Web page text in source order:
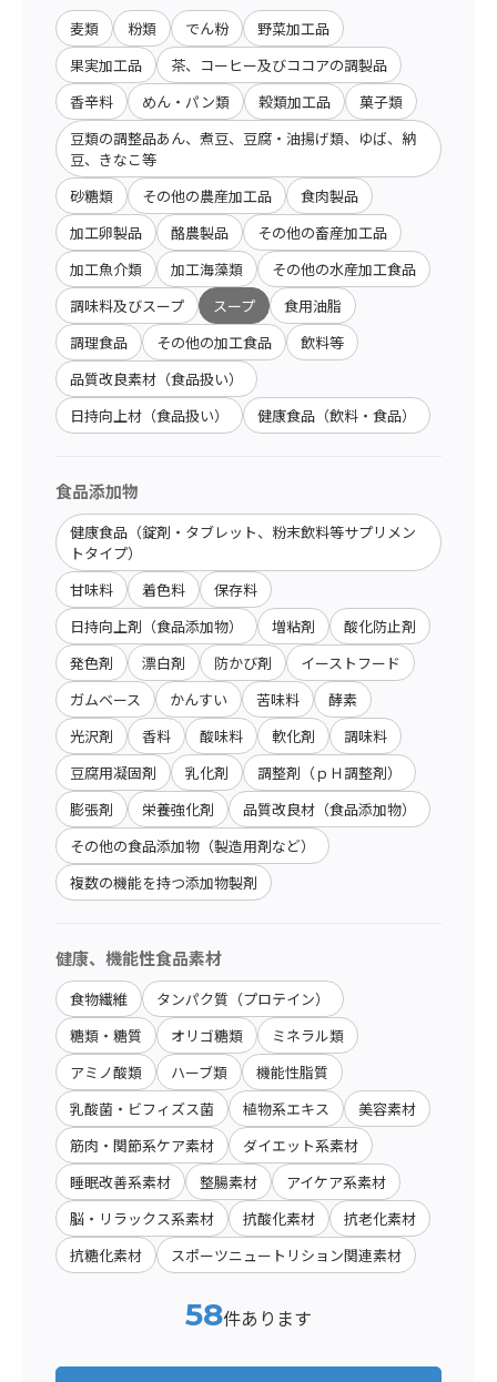
麦類 粉類 でん粉 野菜加工品
果実加工品 茶、コーヒー及びココアの調製品
香辛料 めん・パン類 穀類加工品 菓子類
豆類の調整品あん、煮豆、豆腐・油揚げ類、ゆば、納
豆、きなこ等
砂糖類 その他の農産加工品 食肉製品
加工卵製品 酪農製品 その他の畜産加工品
加工魚介類 加工海藻類 その他の水産加工食品
調味料及びスープ スープ 食用油脂
調理食品 その他の加工食品 飲料等
品質改良素材（食品扱い）
日持向上材（食品扱い） 健康食品（飲料・食品）
食品添加物
健康食品（錠剤・タブレット、粉末飲料等サプリメン
トタイプ）
甘味料 着色料 保存料
日持向上剤（食品添加物） 増粘剤 酸化防止剤
発色剤 漂白剤 防かび剤 イーストフード
ガムベース かんすい 苦味料 酵素
光沢剤 香料 酸味料 軟化剤 調味料
豆腐用凝固剤 乳化剤 調整剤（ｐＨ調整剤）
膨張剤 栄養強化剤 品質改良材（食品添加物）
その他の食品添加物（製造用剤など）
複数の機能を持つ添加物製剤
健康、機能性食品素材
食物繊維 タンパク質（プロテイン）
糖類・糖質 オリゴ糖類 ミネラル類
アミノ酸類 ハーブ類 機能性脂質
乳酸菌・ビフィズス菌 植物系エキス 美容素材
筋肉・関節系ケア素材 ダイエット系素材
睡眠改善系素材 整腸素材 アイケア系素材
脳・リラックス系素材 抗酸化素材 抗老化素材
抗糖化素材 スポーツニュートリション関連素材
58件あります